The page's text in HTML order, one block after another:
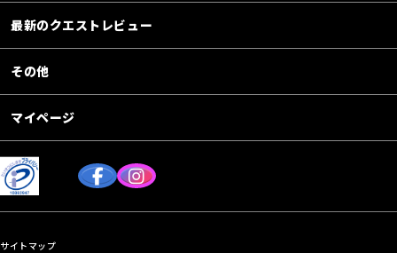
最新のクエストレビュー
その他
マイページ
サイトマップ